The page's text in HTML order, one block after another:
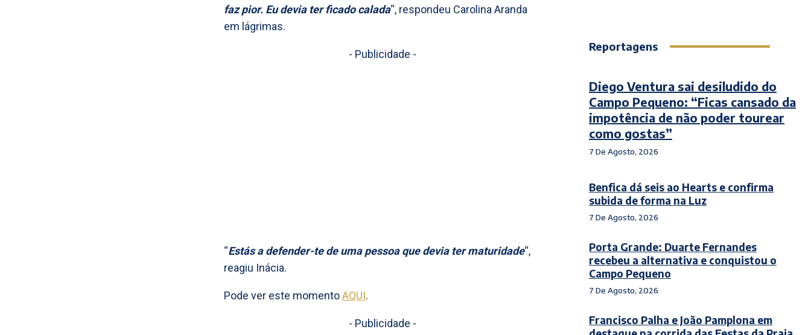
faz pior. Eu devia ter ficado calada“, respondeu Carolina Aranda
em lágrimas.
- Publicidade -
“Estás a defender-te de uma pessoa que devia ter maturidade“,
reagiu Inácia.
Pode ver este momentoAQUI.
- Publicidade -
Reportagens
Diego Ventura sai desiludido do
Campo Pequeno: “Ficas cansado da
impotência de não poder tourear
como gostas”
7 De Agosto, 2026
Benfica dá seis ao Hearts e confirma
subida de forma na Luz
7 De Agosto, 2026
Porta Grande: Duarte Fernandes
recebeu a alternativa e conquistou o
Campo Pequeno
7 De Agosto, 2026
Francisco Palha e João Pamplona em